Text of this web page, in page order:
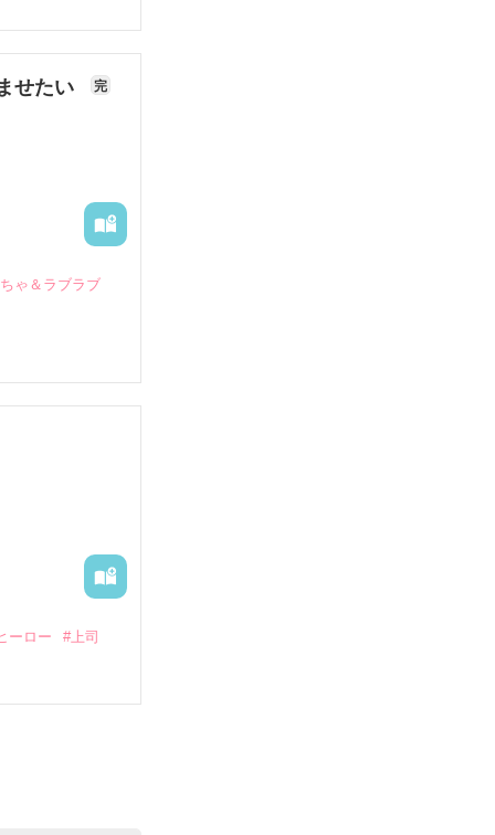
せたい 完
ゃ＆ラブラブ
閥御曹司に
影恭司その
れた上、二
ーロー #上司
居まで提案